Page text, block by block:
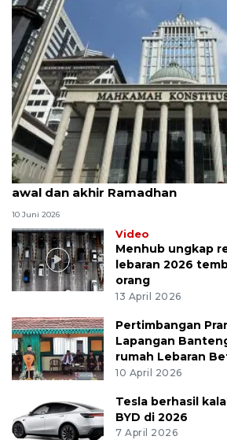
MK uji materi UU Peradilan
awal dan akhir Ramadhan
10 Juni 2026
Video
Menhub ungkap
lebaran 2026
orang
13 April 2026
Pertimbangan
Lapangan
rumah Lebaran
10 April 2026
Tesla berhasil
BYD di 2026
7 April 2026